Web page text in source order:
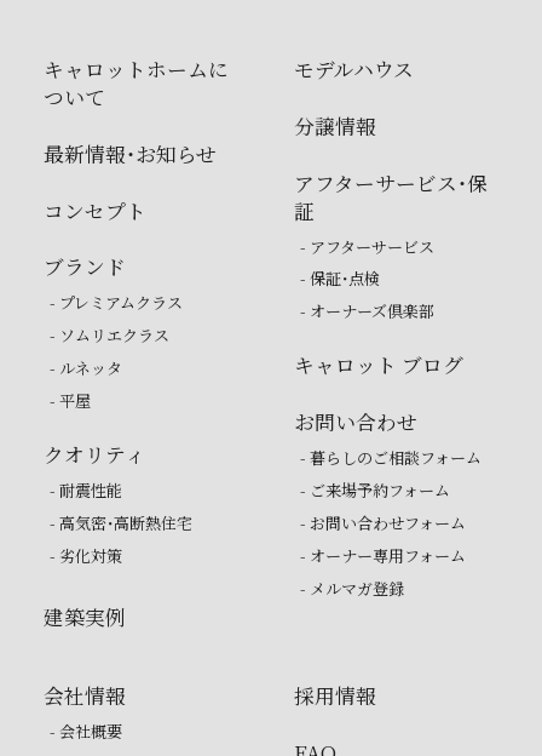
キャロットホームに
ついて
最新情報・お知らせ
コンセプト
ブランド
- プレミアムクラス
- ソムリエクラス
- ルネッタ
- 平屋
クオリティ
- 耐震性能
- 高気密・高断熱住宅
- 劣化対策
建築実例
モデルハウス
分譲情報
アフターサービス・保
証
- アフターサービス
- 保証・点検
- オーナーズ倶楽部
キャロット ブログ
お問い合わせ
- 暮らしのご相談フォーム
- ご来場予約フォーム
- お問い合わせフォーム
- オーナー専用フォーム
- メルマガ登録
会社情報
- 会社概要
採用情報